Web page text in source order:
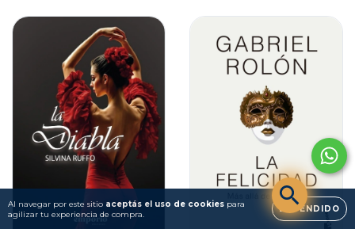
Al navegar por este sitio aceptás el uso de cookies para
agilizar tu experiencia de compra.
ENTENDIDO